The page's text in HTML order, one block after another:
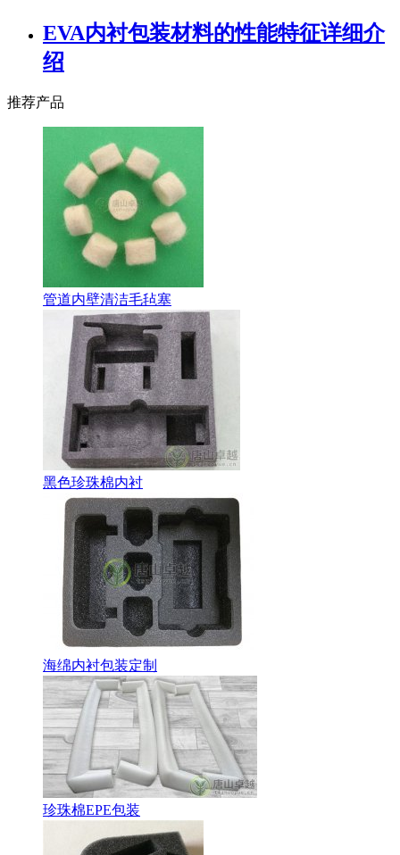
EVA内衬包装材料的性能特征详细介
绍
推荐产品
管道内壁清洁毛毡塞
黑色珍珠棉内衬
海绵内衬包装定制
珍珠棉EPE包装